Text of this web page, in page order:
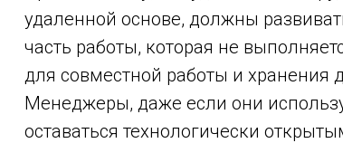
удаленной основе, должны
часть работы, которая не
для совместной работы и хранения
Менеджеры, даже если они
оставаться технологически